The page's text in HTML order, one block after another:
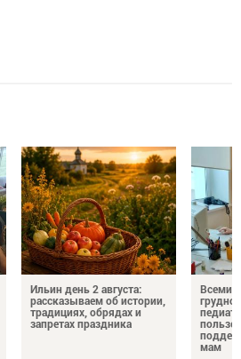
Ильин день 2 августа:
рассказываем об истории,
традициях, обрядах и
запретах праздника
пользе
мам